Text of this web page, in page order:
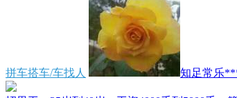
拼车搭车/车找人 知足常乐